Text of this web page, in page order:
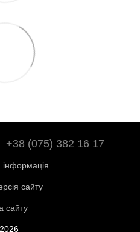
+38 (075) 382 16 17
інформація
сайту
сайту